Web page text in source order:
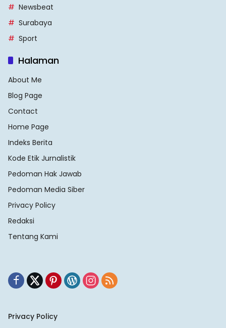
Newsbeat
Surabaya
Sport
Halaman
About Me
Blog Page
Contact
Home Page
Indeks Berita
Kode Etik Jurnalistik
Pedoman Hak Jawab
Pedoman Media Siber
Privacy Policy
Redaksi
Tentang Kami
Privacy Policy